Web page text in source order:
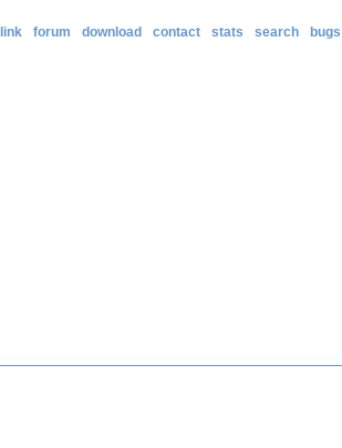
link forum download contact stats search bugs